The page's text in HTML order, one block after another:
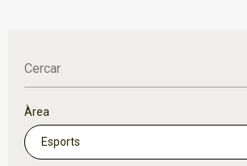
Cercar
Àrea